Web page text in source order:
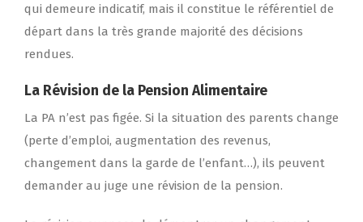
qui demeure indicatif, mais il constitue le référentiel de
départ dans la très grande majorité des décisions
rendues.
La Révision de la Pension Alimentaire
La PA n’est pas figée. Si la situation des parents change
(perte d’emploi, augmentation des revenus,
changement dans la garde de l’enfant…), ils peuvent
demander au juge une révision de la pension.